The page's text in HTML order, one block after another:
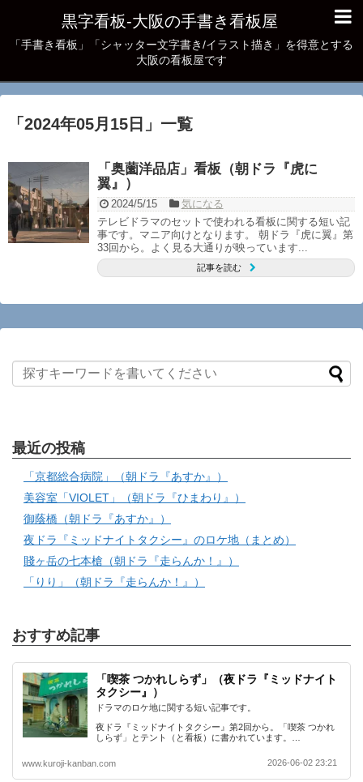
黒字看板‐大阪の手書き看板屋
「手書き看板」「シャッター文字書き/イラスト描き」を得意とする
大阪の看板屋です
「 2024年05月15日 」 一覧
「奥薗洋品店」看板（朝ドラ『虎に
翼』）
2024/5/15
気になる
テレビドラマのセットで使われる看板に関する短い記
事です。マニア向けとなります。 朝ドラ『虎に翼』第
33回から。よく見る大通りが映っています...
記事を読む
最近の投稿
「京都総合病院」（朝ドラ『あすか』）
美容室「VIOLET」（朝ドラ『ひまわり』）
御蔭橋（朝ドラ『あすか』）
夜ドラ『ミッドナイトタクシー』のロケ地（まとめ）
賤ヶ岳の七本槍（朝ドラ『走らんか！』）
「りり」（朝ドラ『走らんか！』）
おすすめ記事
「喫茶 つかれしらず」（夜ドラ『ミッドナイト
タクシー』）
ドラマのロケ地に関する短い記事です。
夜ドラ『ミッドナイトタクシー』第2回から。「喫茶 つかれ
しらず」とテント（と看板）に書かれています。…
www.kuroji-kanban.com 2026-06-02 23:21